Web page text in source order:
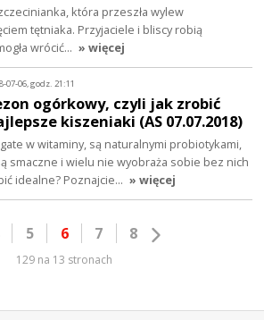
która przeszła wylew
tętniaka. Przyjaciele i bliscy robią
wrócić… » więcej
07-06, godz. 21:11
ogórkowy, czyli jak zrobić
kiszeniaki (AS 07.07.2018)
w witaminy, są naturalnymi probiotykami,
smaczne i wielu nie wyobraża sobie bez nich
idealne? Poznajcie… » więcej
5 6 7 8
129 na 13 stronach